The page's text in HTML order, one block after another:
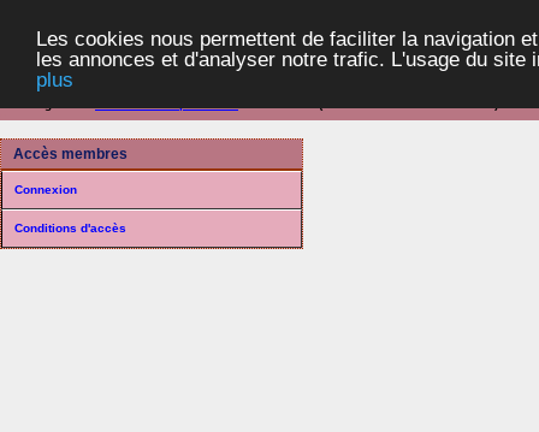
Les cookies nous permettent de faciliter la navigation
les annonces et d'analyser notre trafic. L'usage du
plus
Accès membres
Connexion
Conditions d'accès